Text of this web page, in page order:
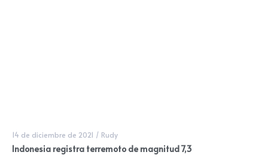
14 de diciembre de 2021 / Rudy
Indonesia registra terremoto de magnitud 7,3